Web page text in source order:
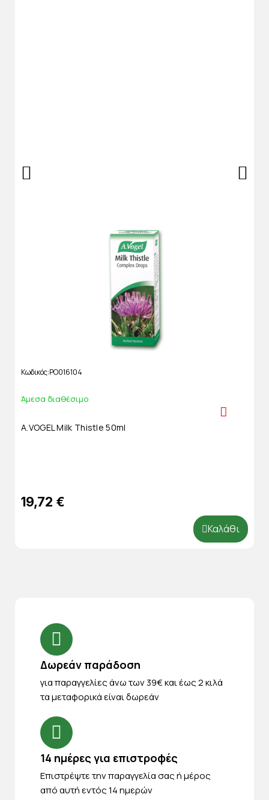
Κωδικός PO016104
Άμεσα διαθέσιμο
A.VOGEL Milk Thistle 50ml
19,72 €
Καλάθι
Δωρεάν παράδοση
για παραγγελίες άνω των 39€ και έως 2 κιλά
τα μεταφορικά είναι δωρεάν
14 ημέρες για επιστροφές
Eπιστρέψτε την παραγγελία σας ή μέρος
από αυτή εντός 14 ημερών